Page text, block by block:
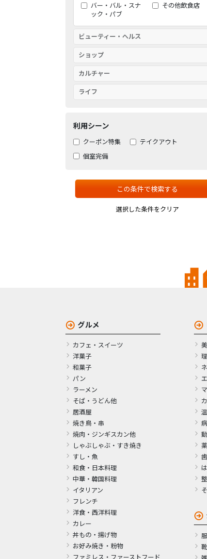
バー・バル・スナ
ック・パブ
その他飲食店
ビューティー・ヘルス
ショップ
カルチャー
ライフ
利用シーン
クーポン特集
テイクアウト
個室完備
この条件で検索する
選択した条件をクリア
グルメ
カフェ・スイーツ
洋菓子
和菓子
パン
ラーメン
そば・うどん他
居酒屋
焼き鳥・串
焼肉・ジンギスカン他
しゃぶしゃぶ・すき焼き
すし・魚
和食・日本料理
中華・韓国料理
イタリアン
フレンチ
洋食・西洋料理
カレー
丼もの・揚げ物
お好み焼き・粉物
ファミレス・ファーストフード